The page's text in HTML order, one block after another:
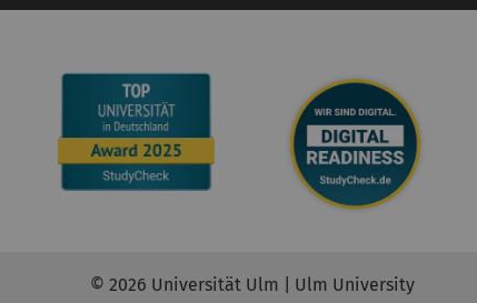
© 2026 Universität Ulm | Ulm University